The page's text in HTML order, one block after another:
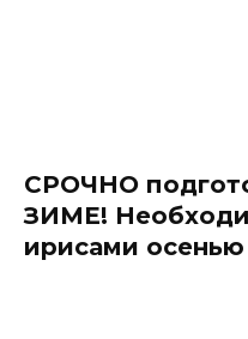
СРОЧНО
ЗИМЕ!
ирисами осенью